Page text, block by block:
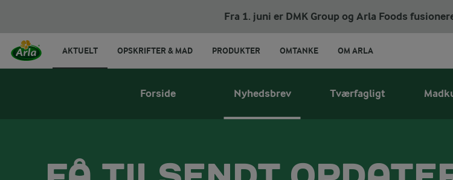
Fra 1. juni er DMK Group og Arla Foods
AKTUELT OPSKRIFTER & MAD PRODUKTER OMTANKE OM ARLA
Forside Nyhedsbrev Tværfagligt